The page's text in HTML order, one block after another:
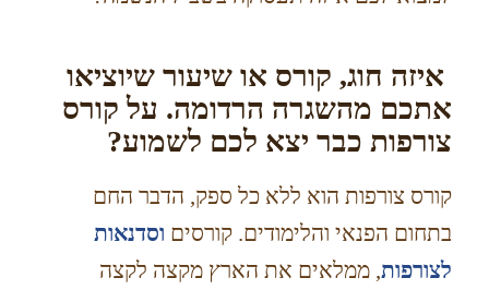
איזה חוג, קורס או שיעור שיוציאו
אתכם מהשגרה הרדומה. על קורס
צורפות כבר יצא לכם לשמוע?
קורס צורפות הוא ללא כל ספק, הדבר החם
בתחום הפנאי והלימודים. קורסים וסדנאות
לצורפות, ממלאים את הארץ מקצה לקצה